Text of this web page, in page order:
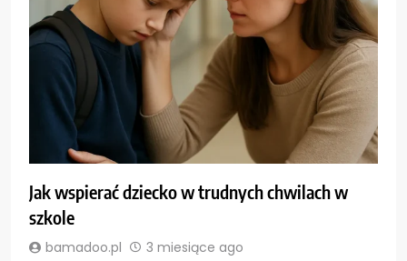
Jak wspierać dziecko w trudnych chwilach w
szkole
bamadoo.pl 3 miesiące ago